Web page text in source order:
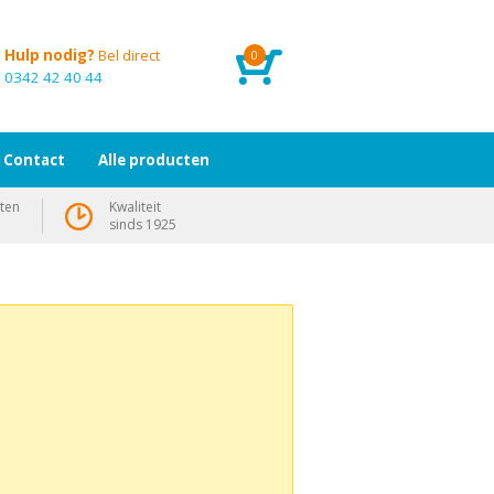
0
Hulp nodig? Bel direct
0342 42 40 44
Contact Alle producten
Kwaliteit
sinds 1925